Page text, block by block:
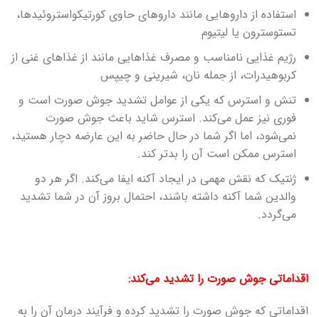
استفاده از داروهایی مانند داروهای حاوی کورتیکواستروئیدها،
تستوسترون یا لیتیوم
رژیم غذایی نامناسب و مصرف غذاهایی مانند از غذاهای غنی از
کربوهیدرات، از جمله نان، شیرینی و چیپس
تنش و استرس که یکی از عوامل تشدید جوش صورت است و
فوری نیز عمل می‌کند. استرس شاید باعث جوش صورت
نمی‌شود، اما اگر شما در حال حاضر به این عارضه دچار هستید،
استرس ممکن است آن را بدتر کند.
ژنتیک که نقش مهمی در ایجاد آکنه ایفا می‌کند. اگر هر دو
والدین شما آکنه داشته باشند، احتمال بروز آن در شما تشدید
می‌گردد.
اقداماتی جوش صورت را تشدید می‌کند:
اقداماتی که جوش صورت را تشدید کرده و فرآیند درمان آن را به